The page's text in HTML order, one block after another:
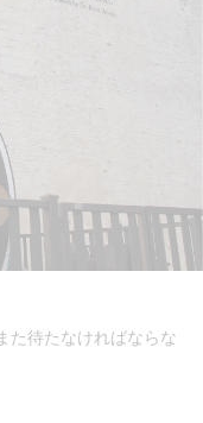
た待たなければならな